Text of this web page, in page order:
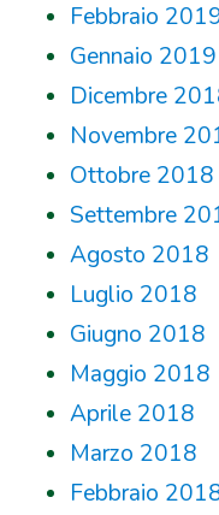
Febbraio
Gennaio 2019
Dicembre
Novembre
Ottobre 2018
Settembre
Agosto 2018
Luglio 2018
Giugno 2018
Maggio 2018
Aprile 2018
Marzo 2018
Febbraio